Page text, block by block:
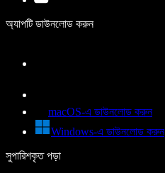
অ্যাপটি ডাউনলোড করুন
macOS-এ ডাউনলোড করুন
Windows-এ ডাউনলোড করুন
সুপারিশকৃত পড়া